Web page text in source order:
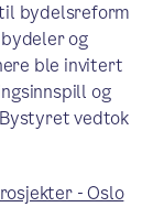
bydelsreform
og
ble invitert
og
vedtok
- Oslo